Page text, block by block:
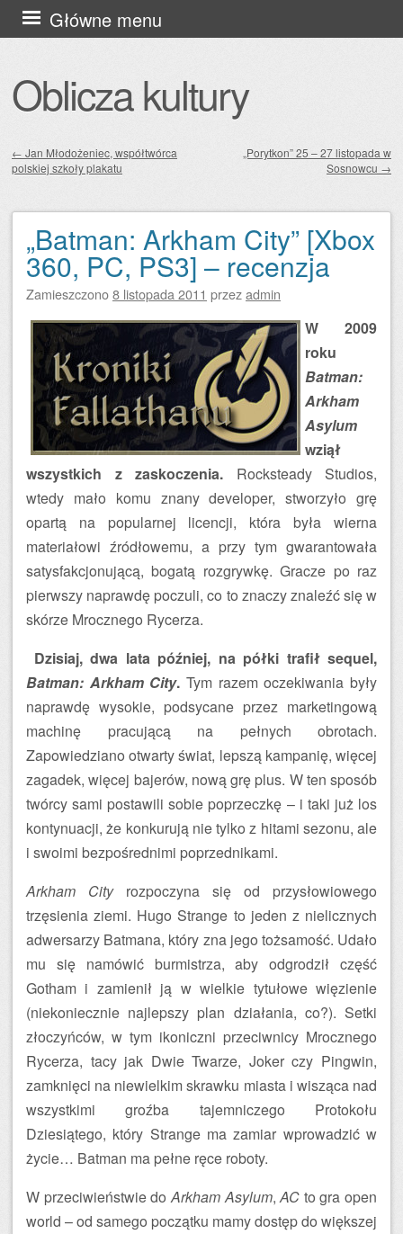
Oblicza kultury
Główne menu
Przejdź
do
Zobacz wpisy
← Jan Młodożeniec, współtwórca
polskiej szkoły plakatu
„Porytkon” 25 – 27 listopada w
Sosnowcu →
„Batman: Arkham City” [Xbox
360, PC, PS3] – recenzja
Zamieszczono8 listopada 2011 przezadmin
W 2009
roku
Batman:
Arkham
Asylum
wziął
wszystkich z zaskoczenia. Rocksteady Studios,
wtedy mało komu znany developer, stworzyło grę
opartą na popularnej licencji, która była wierna
materiałowi źródłowemu, a przy tym gwarantowała
satysfakcjonującą, bogatą rozgrywkę. Gracze po raz
pierwszy naprawdę poczuli, co to znaczy znaleźć się w
skórze Mrocznego Rycerza.
Dzisiaj, dwa lata później, na półki trafił sequel,
Batman: Arkham City. Tym razem oczekiwania były
naprawdę wysokie, podsycane przez marketingową
machinę pracującą na pełnych obrotach.
Zapowiedziano otwarty świat, lepszą kampanię, więcej
zagadek, więcej bajerów, nową grę plus. W ten sposób
twórcy sami postawili sobie poprzeczkę – i taki już los
kontynuacji, że konkurują nie tylko z hitami sezonu, ale
i swoimi bezpośrednimi poprzednikami.
Arkham Cityrozpoczyna się od przysłowiowego
trzęsienia ziemi. Hugo Strange to jeden z nielicznych
adwersarzy Batmana, który zna jego tożsamość. Udało
mu się namówić burmistrza, aby odgrodził część
Gotham i zamienił ją w wielkie tytułowe więzienie
(niekoniecznie najlepszy plan działania, co?). Setki
złoczyńców, w tym ikoniczni przeciwnicy Mrocznego
Rycerza, tacy jak Dwie Twarze, Joker czy Pingwin,
zamknięci na niewielkim skrawku miasta i wisząca nad
wszystkimi groźba tajemniczego Protokołu
Dziesiątego, który Strange ma zamiar wprowadzić w
życie… Batman ma pełne ręce roboty.
W przeciwieństwie doArkham Asylum,AC to gra open
world – od samego początku mamy dostęp do większej